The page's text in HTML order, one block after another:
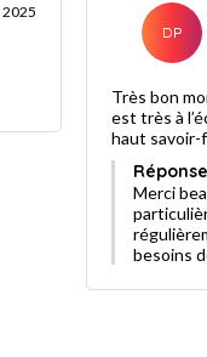
DP
Très bon
est très à
haut savoir-
Merci
besoins